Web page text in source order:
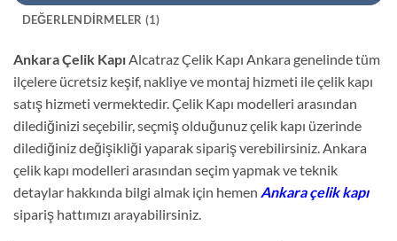
DEĞERLENDIRMELER (1)
Ankara Çelik KapıAlcatraz Çelik Kapı Ankara genelinde tüm
ilçelere ücretsiz keşif, nakliye ve montaj hizmeti ile çelik kapı
satış hizmeti vermektedir. Çelik Kapı modelleri arasından
dilediğinizi seçebilir, seçmiş olduğunuz çelik kapı üzerinde
dilediğiniz değişikliği yaparak sipariş verebilirsiniz. Ankara
çelik kapı modelleri arasından seçim yapmak ve teknik
detaylar hakkında bilgi almak için hemen Ankara çelik kapı
sipariş hattımızı arayabilirsiniz.